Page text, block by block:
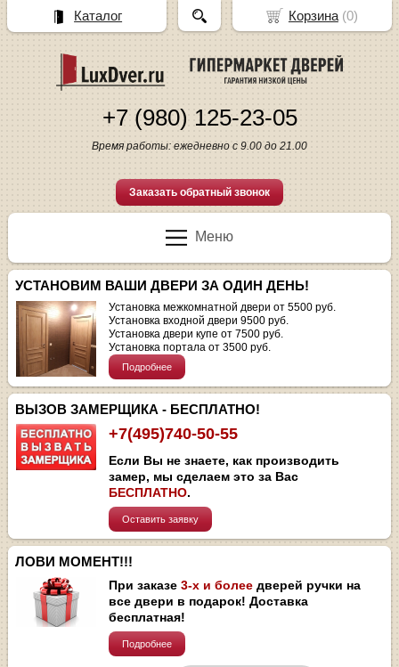
+7 (980) 125-23-05
Время работы: ежедневно с 9.00 до 21.00
Заказать обратный звонок
Меню
УСТАНОВИМ ВАШИ ДВЕРИ ЗА ОДИН ДЕНЬ!
Установка межкомнатной двери от 5500 руб.
Установка входной двери 9500 руб.
Установка двери купе от 7500 руб.
Установка портала от 3500 руб.
Подробнее
ВЫЗОВ ЗАМЕРЩИКА - БЕСПЛАТНО!
+7(495)740-50-55
Если Вы не знаете, как производить
замер, мы сделаем это за Вас
БЕСПЛАТНО.
Оставить заявку
ЛОВИ МОМЕНТ!!!
При заказе3-х и более дверей ручки на
все двери в подарок! Доставка
бесплатная!
Подробнее
Корзина(0)
Каталог